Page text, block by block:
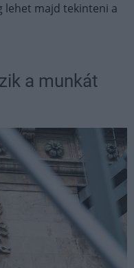
lehet majd tekinteni a
a munkát